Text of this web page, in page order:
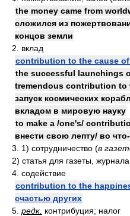
the money came from
сложился из
концов земли
2. вклад
contribution to the cause
the successful launchings
tremendous contribution
запуск космических
вкладом в мировую науку
to make a /one's/
внести свою лепту/ во
3. 1) сотрудничество (в
2) статья для газеты, журнала
4. содействие
contribution to the
счастью других
5. редк. контрибуция; налог